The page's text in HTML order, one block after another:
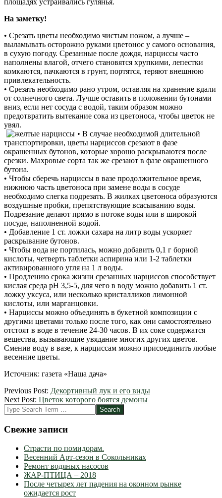
На заметку!
• Срезать цветы необходимо чистым ножом, а лучше –
выламывать осторожно руками цветонос у самого основания,
в сухую погоду. Срезанные после дождя, нарциссы часто
наполнены влагой, отчего становятся хрупкими, лепестки
комкаются, пачкаются в грунт, портятся, теряют внешнюю
привлекательность.
• Срезать необходимо рано утром, оставляя на хранение вдали
от солнечного света. Лучше оставить в положении бутонами
вниз, если нет сосуда с водой, таким образом можно
предотвратить вытекание сока из цветоноса, чтобы цветок не
увял.
• В случае необходимой длительной
транспортировки, цветы нарциссов срезают в фазе
окрашенных бутонов, которые хорошо раскрываются после
срезки. Махровые сорта так же срезают в фазе окрашенного
бутона.
• Чтобы сберечь нарциссы в вазе продолжительное время,
нижнюю часть цветоноса при замене воды в сосуде
необходимо слегка подрезать. В жилках цветоноса образуются
воздушные пробки, препятствующие всасыванию воды.
Подрезание делают прямо в потоке воды или в широкой
посуде, наполненной водой.
• Добавление 1 ст. ложки сахара на литр воды ускоряет
раскрывание бутонов.
• Чтобы вода не портилась, можно добавить 0,1 г борной
кислоты, четверть таблетки аспирина или 1-2 таблетки
активированного угля на 1 л воды.
• Продлению срока жизни срезанных нарциссов способствует
кислая среда рН 3,5-5, для чего в воду можно добавить 1 ст.
ложку уксуса, или несколько кристалликов лимонной
кислоты, или марганцовки.
• Нарциссы можно объединять в букетной композиции с
другими цветами только после того, как они самостоятельно
отстоят в воде в течение 24-30 часов. В их соке содержатся
вещества, вызывающие увядание многих других цветов.
Сменив воду в вазе, к нарциссам можно присоединить любые
весенние цветы.
Источник: газета «Наша дача»
2012-
04-
03
Previous Post: Декортивный лук и его виды
Next Post: Цветок которого боятся демоны
Search
Свежие записи
Страсти по помидорам.
Весенний Арт-сезон в Сокольниках
Ремонт водяных насосов
ЖАР-ПТИЦА – 2018
После четырех лет падения на оконном рынке
ожидается рост